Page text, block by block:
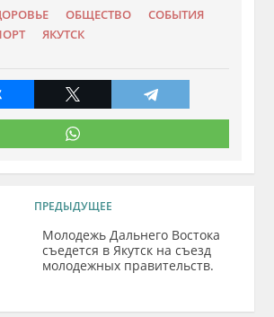
ОБЩЕСТВО
СОБЫТИЯ
ЯКУТСК
ПРЕДЫДУЩЕЕ
Молодежь Дальнего Востока
съедется в Якутск на съезд
молодежных правительств.